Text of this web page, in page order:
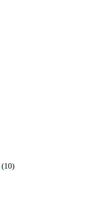
(10)